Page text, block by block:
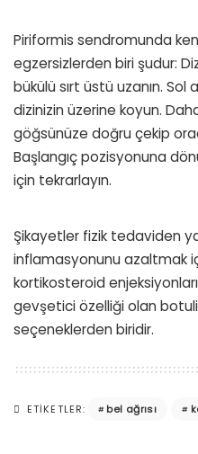
Piriformis sendromunda
egzersizlerden biri şudur:
bükülü sırt üstü uzanın. Sol
dizinizin üzerine koyun.
göğsünüze doğru çekip
Başlangıç pozisyonuna
için tekrarlayın.
Şikayetler fizik tedaviden
inflamasyonunu azaltmak
kortikosteroid
gevşetici özelliği olan
seçeneklerden biridir.
ETIKETLER: bel ağrısı